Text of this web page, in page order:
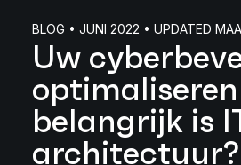
BLOG • JUNI 2022 • UPDATED
Uw
belangrijk is
architectuur?